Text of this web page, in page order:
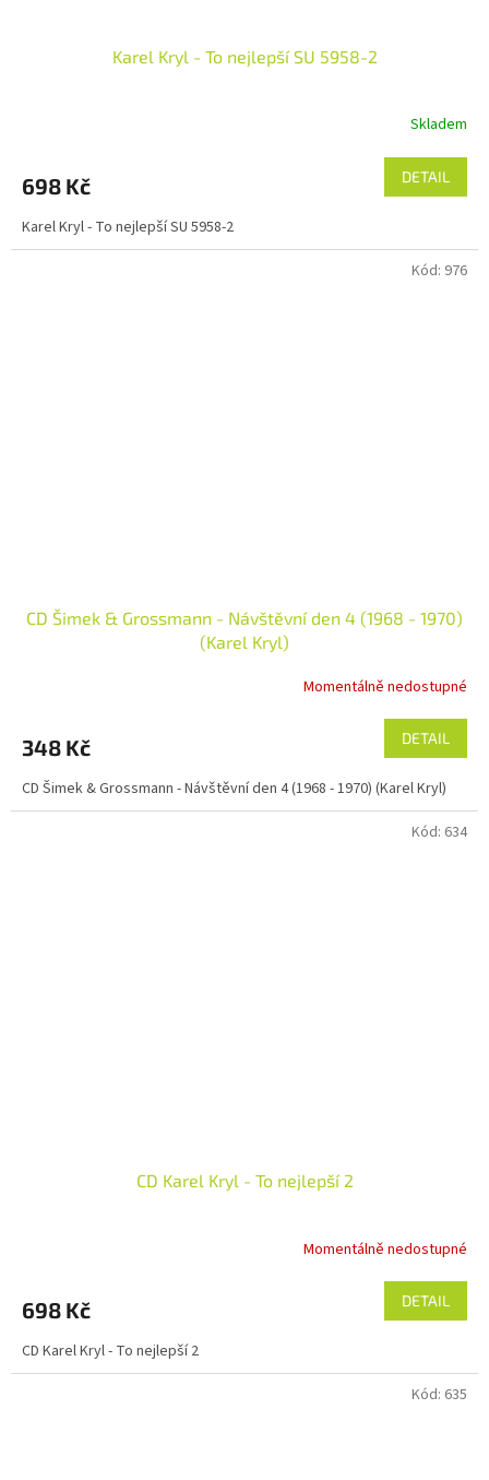
Karel Kryl - To nejlepší SU 5958-2
Skladem
698 Kč DETAIL
Karel Kryl - To nejlepší SU 5958-2
CD Šimek & Grossmann - Návštěvní den 4 (1968 - 1970)
(Karel Kryl)
Momentálně nedostupné
348 Kč DETAIL
CD Šimek & Grossmann - Návštěvní den 4 (1968 - 1970) (Karel Kryl)
Kód: 976
CD Karel Kryl - To nejlepší 2
je
z
5
Momentálně nedostupné
698 Kč DETAIL
CD Karel Kryl - To nejlepší 2
Kód: 634
Kód: 635